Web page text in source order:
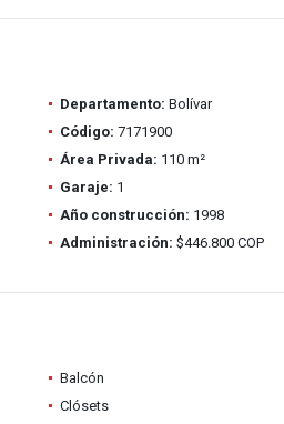
Departamento: Bolívar
Código: 7171900
Área Privada: 110 m²
Garaje: 1
Año construcción: 1998
Administración: $446.800 COP
Balcón
Clósets